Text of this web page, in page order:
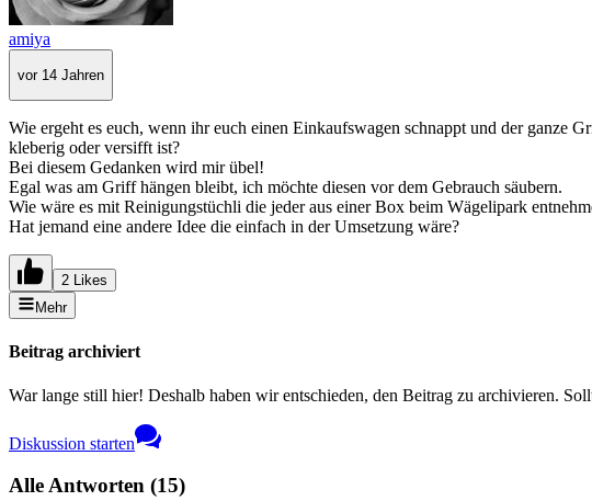
amiya
vor 14 Jahren
Wie ergeht es euch, wenn ihr euch einen Einkaufswagen schnappt und der ganze
kleberig oder versifft ist?
Bei diesem Gedanken wird mir übel!
Egal was am Griff hängen bleibt, ich möchte diesen vor dem Gebrauch säubern.
Wie wäre es mit Reinigungstüchli die jeder aus einer Box beim Wägelipark
Hat jemand eine andere Idee die einfach in der Umsetzung wäre?
2 Likes
Mehr
Beitrag archiviert
War lange still hier! Deshalb haben wir entschieden, den Beitrag zu archivieren.
Diskussion starten
Alle Antworten (15)